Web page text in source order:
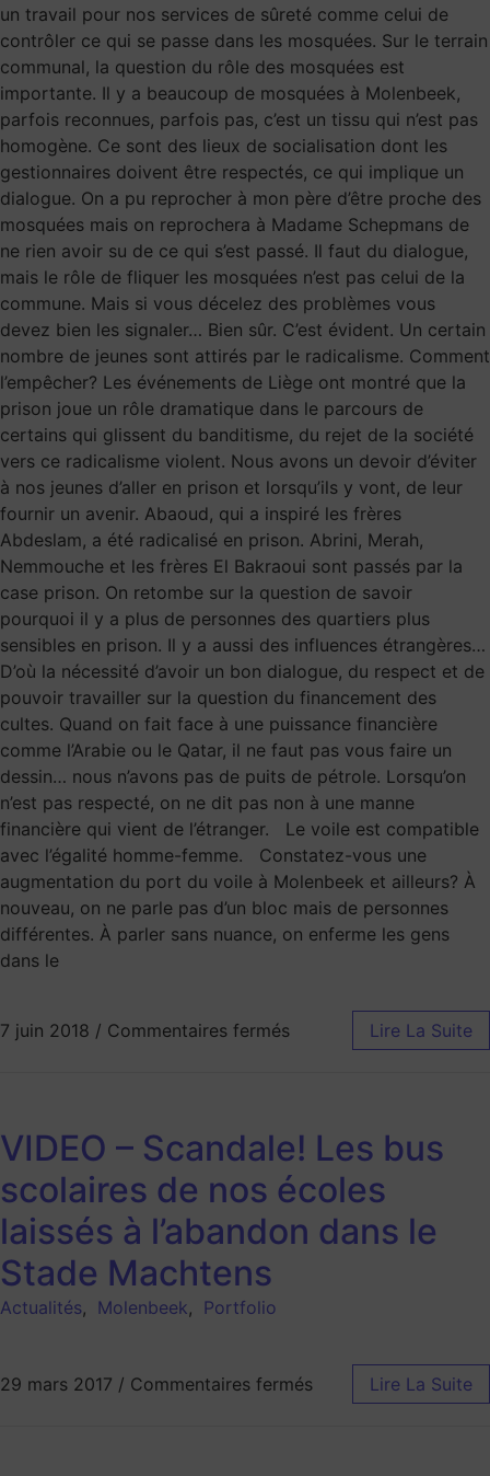
un travail pour nos services de sûreté comme celui de
contrôler ce qui se passe dans les mosquées. Sur le terrain
communal, la question du rôle des mosquées est
importante. Il y a beaucoup de mosquées à Molenbeek,
parfois reconnues, parfois pas, c’est un tissu qui n’est pas
homogène. Ce sont des lieux de socialisation dont les
gestionnaires doivent être respectés, ce qui implique un
dialogue. On a pu reprocher à mon père d’être proche des
mosquées mais on reprochera à Madame Schepmans de
ne rien avoir su de ce qui s’est passé. Il faut du dialogue,
mais le rôle de fliquer les mosquées n’est pas celui de la
commune. Mais si vous décelez des problèmes vous
devez bien les signaler… Bien sûr. C’est évident. Un certain
nombre de jeunes sont attirés par le radicalisme. Comment
l’empêcher? Les événements de Liège ont montré que la
prison joue un rôle dramatique dans le parcours de
certains qui glissent du banditisme, du rejet de la société
vers ce radicalisme violent. Nous avons un devoir d’éviter
à nos jeunes d’aller en prison et lorsqu’ils y vont, de leur
fournir un avenir. Abaoud, qui a inspiré les frères
Abdeslam, a été radicalisé en prison. Abrini, Merah,
Nemmouche et les frères El Bakraoui sont passés par la
case prison. On retombe sur la question de savoir
pourquoi il y a plus de personnes des quartiers plus
sensibles en prison. Il y a aussi des influences étrangères…
D’où la nécessité d’avoir un bon dialogue, du respect et de
pouvoir travailler sur la question du financement des
cultes. Quand on fait face à une puissance financière
comme l’Arabie ou le Qatar, il ne faut pas vous faire un
dessin… nous n’avons pas de puits de pétrole. Lorsqu’on
n’est pas respecté, on ne dit pas non à une manne
financière qui vient de l’étranger. Le voile est compatible
avec l’égalité homme-femme. Constatez-vous une
augmentation du port du voile à Molenbeek et ailleurs? À
nouveau, on ne parle pas d’un bloc mais de personnes
différentes. À parler sans nuance, on enferme les gens
dans le
7 juin 2018 / Commentaires fermés Lire La Suite
VIDEO – Scandale! Les bus
scolaires de nos écoles
laissés à l’abandon dans le
Stade Machtens
Actualités, Molenbeek, Portfolio
29 mars 2017 / Commentaires fermés Lire La Suite